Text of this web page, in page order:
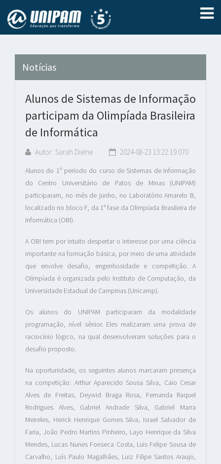
Notícias
Alunos de Sistemas de Informação
participam da Olimpíada Brasileira
de Informática
Autor: Sarah Dieine 2024-08-23 13:22:19.070
Alunos do 1º período do curso de Sistemas de Informação
do Centro Universitário de Patos de Minas (UNIPAM)
participaram, no mês de junho, no Laboratório Amarelo B,
localizado no bloco F, da 1ª fase da Olimpíada Brasileira de
Informática (OBI).
A OBI tem por intuito despertar o interesse por uma ciência
importante na formação básica, por meio de uma atividade
que envolve desafio, engenhosidade e competição. A
Olimpíada é organizada pelo Instituto de Computação, da
Universidade Estadual de Campinas (Unicamp).
Os alunos do UNIPAM participaram da modalidade
programação, nível sênior. Eles realizaram uma prova de
raciocínio lógico, na qual desenvolveram soluções para o
desafio proposto.
Na oportunidade, os seguintes alunos marcaram presença
na competição: Arthur Aparecido Sousa Silva, Caio Cesar
Alves de Freitas, Deywid Braga Rosa, Fernanda Raquel
Rodrigues Alves, Gabriel Andrade Silva, Gabriel Marra
Meireles, Herick Henrique Gomes Silva, Israel Salvador de
Faria, João Pedro Martins Pinheiro, Layo Henrique da Silva
Mendes, Lucas Nunes Fonseca Costa, Luis Felipe Sousa de
Carvalho, Luís Paulo Magalhães, Luiz Filipe Santos Araujo,